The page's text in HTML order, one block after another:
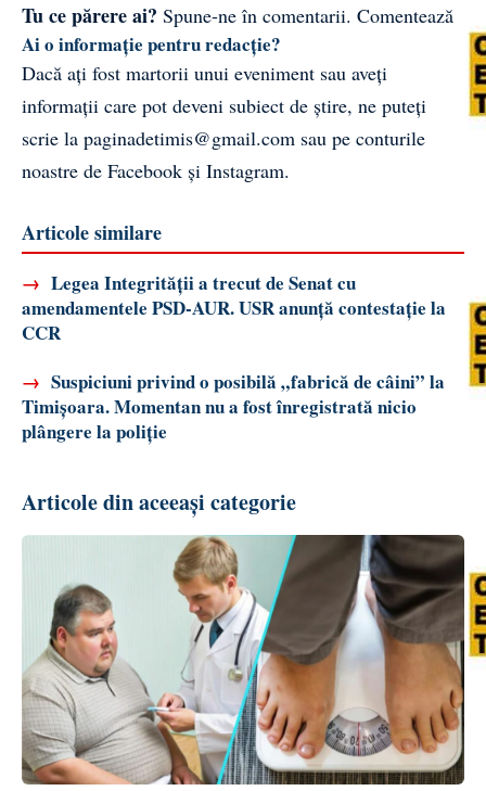
Tu ce părere ai? Spune-ne în comentarii. Comentează
Ai o informație pentru redacție?
Dacă ați fost martorii unui eveniment sau aveți
informații care pot deveni subiect de știre, ne puteți
scrie la paginadetimis@gmail.com sau pe conturile
noastre de Facebook și Instagram.
Articole similare
→ Legea Integrității a trecut de Senat cu
amendamentele PSD-AUR. USR anunță contestație la
CCR
→ Suspiciuni privind o posibilă „fabrică de câini” la
Timișoara. Momentan nu a fost înregistrată nicio
plângere la poliție
Articole din aceeași categorie